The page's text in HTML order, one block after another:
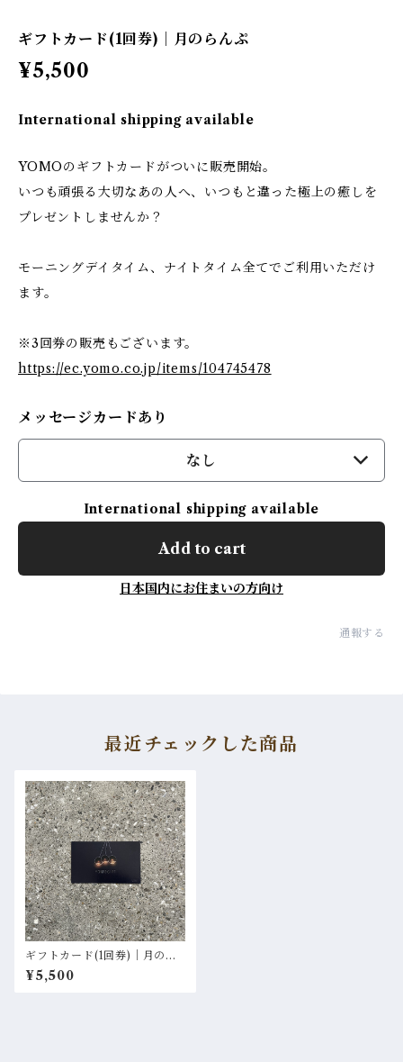
ギフトカード(1回券)｜月のらんぷ
¥5,500
International shipping available
YOMOのギフトカードがついに販売開始。
いつも頑張る大切なあの人へ、いつもと違った極上の癒しを
プレゼントしませんか？
モーニングデイタイム、ナイトタイム全てでご利用いただけ
ます。
※3回券の販売もございます。
https://ec.yomo.co.jp/items/104745478
メッセージカードあり
なし
International shipping available
Add to cart
日本国内にお住まいの方向け
通報する
最近チェックした商品
ギフトカード(1回券)｜月のら
んぷ
¥5,500